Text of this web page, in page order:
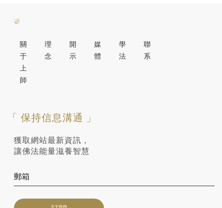
關
于
上
師
理
念
開
示
媒
體
學
法
聯
系
「 保持信息溝通 」
獲取網站最新資訊，
讓佛法能量滋養智慧